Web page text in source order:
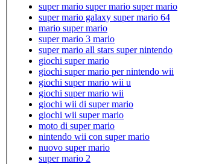
super mario super mario super mario
super mario galaxy super mario 64
mario super mario
super mario 3 mario
super mario all stars super nintendo
giochi super mario
giochi super mario per nintendo wii
giochi super mario wii u
giochi super mario wii
giochi wii di super mario
giochi wii super mario
moto di super mario
nintendo wii con super mario
nuovo super mario
super mario 2